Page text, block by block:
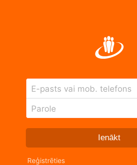
E-pasts vai mob. telefons
Parole
Ienākt
Reģistrēties